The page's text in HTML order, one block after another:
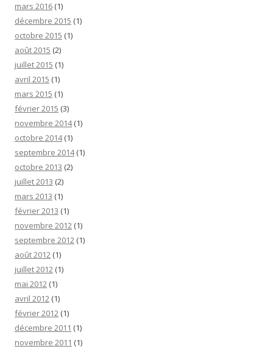
mars 2016 (1)
décembre 2015 (1)
octobre 2015 (1)
août 2015 (2)
juillet 2015 (1)
avril 2015 (1)
mars 2015 (1)
février 2015 (3)
novembre 2014(1)
octobre 2014(1)
septembre 2014(1)
octobre 2013 (2)
juillet 2013 (2)
mars 2013 (1)
février 2013 (1)
novembre 2012 (1)
septembre 2012 (1)
août 2012 (1)
juillet 2012 (1)
mai 2012 (1)
avril 2012 (1)
février 2012 (1)
décembre 2011 (1)
novembre 2011 (1)